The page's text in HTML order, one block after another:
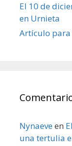
El 10 de
en Urnieta
Artículo
Nynaeveen
una tertulia